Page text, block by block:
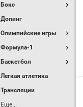
Бокс
Допинг
Олимпийские игры
Формула-1
Баскетбол
Легкая атлетика
Трансляции
Еще...